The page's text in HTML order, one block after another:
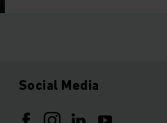
Social Media